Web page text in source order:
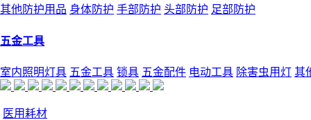
其他防护用品 身体防护 手部防护 头部防护 足部防护
五金工具
室内照明灯具 五金工具 锁具 五金配件 电动工具 除害虫用灯 其
医用耗材